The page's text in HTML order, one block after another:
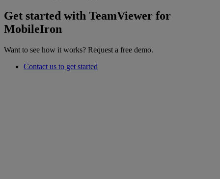
Get started with TeamViewer for
MobileIron
Want to see how it works? Request a free demo.
Contact us to get started